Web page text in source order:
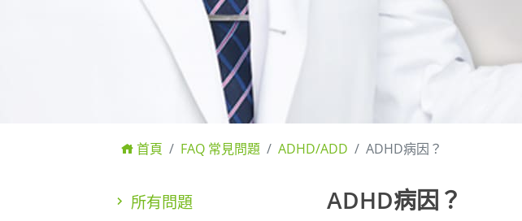
首頁 FAQ 常見問題 ADHD/ADD ADHD病因？
所有問題
ADHD病因？